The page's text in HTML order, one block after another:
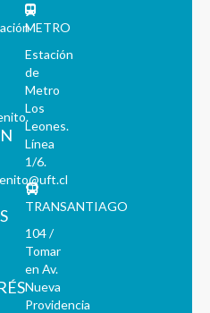
METRO
Estación
de
Metro
Los
Leones.
Línea
1/6.
TRANSANTIAGO
104 /
Tomar
en Av.
Nueva
Providencia